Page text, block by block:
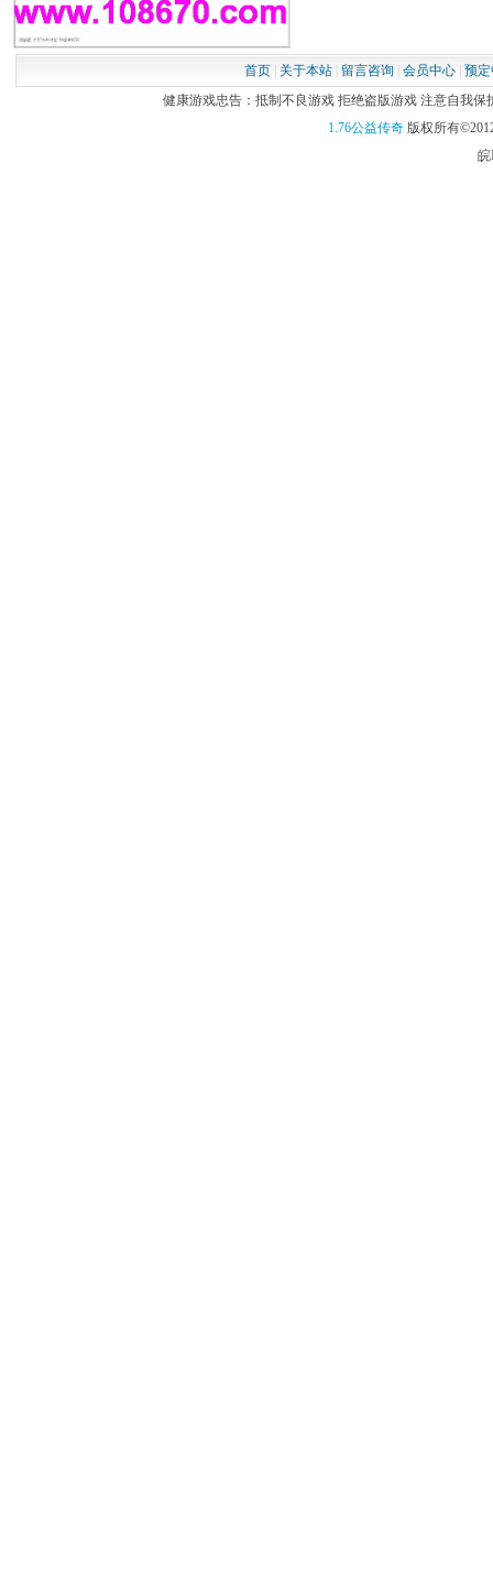
首页| 关于本站| 留言咨询 会员中心| 预
健康游戏忠告：抵制不良游戏 拒绝盗版游戏 注意自我保
1.76公益传奇版权所有
皖